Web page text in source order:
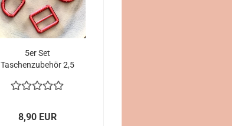
5er Set
Taschenzubehör 2,5
8,90 EUR